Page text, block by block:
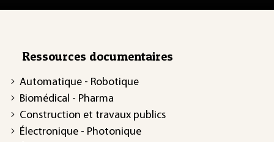
Ressources documentaires
Automatique - Robotique
Biomédical - Pharma
Construction et travaux publics
Électronique - Photonique